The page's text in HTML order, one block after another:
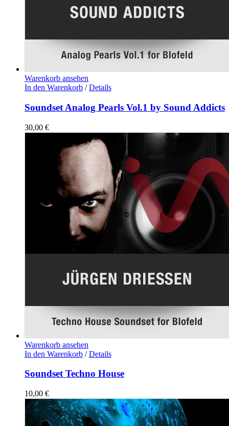
Warenkorb ansehen
In den Warenkorb / Details
Soundset Analog Pearls Vol.1 by Sound Addicts
30,00 €
Warenkorb ansehen
In den Warenkorb / Details
Soundset Techno House
10,00 €